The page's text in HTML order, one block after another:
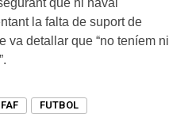
la falta de suport de
va detallar que “no teníem ni
FAF
FUTBOL